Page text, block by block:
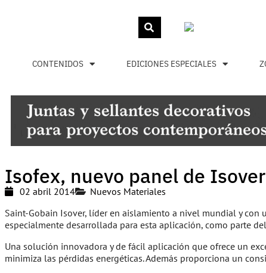
CONTENIDOS EDICIONES ESPECIALES
Isofex, nuevo panel de
02 abril 2014
Nuevos Materiales
Saint-Gobain Isover, líder en aislamiento a nivel mundial y con
especialmente desarrollada para esta aplicación, como parte
Una solución innovadora y de fácil aplicación que ofrece un
minimiza las pérdidas energéticas. Además proporciona un